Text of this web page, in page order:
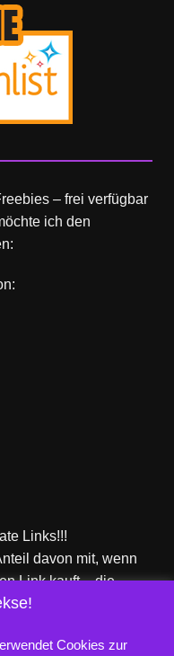
– frei verfügbar
ich den
Links!!!
davon mit, wenn
Link kauft – die
mir!
Cookies zur